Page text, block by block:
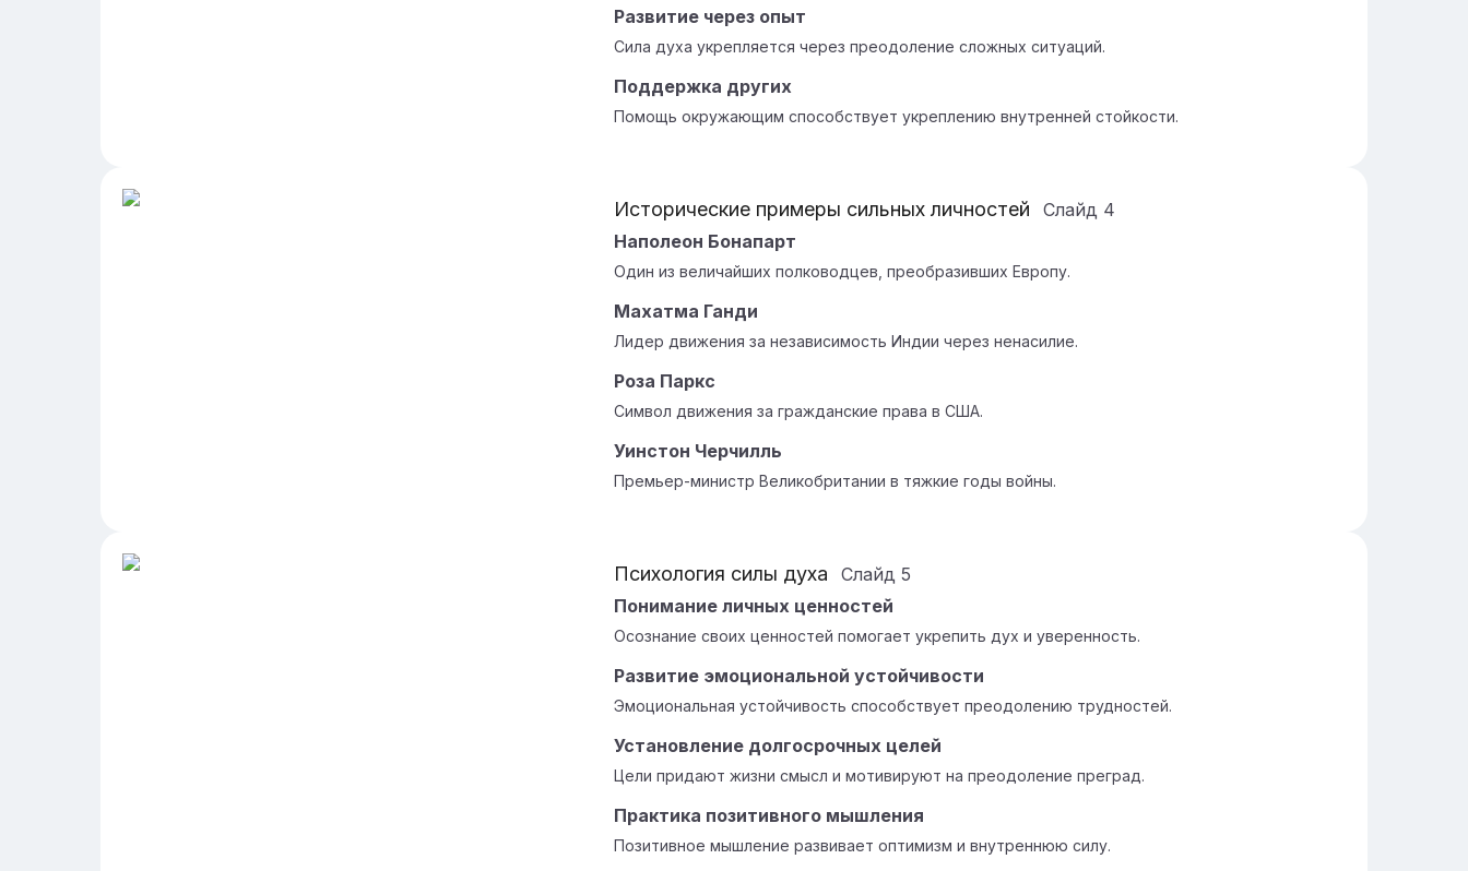
Развитие через опыт
Сила духа укрепляется через преодоление сложных ситуаций.
Поддержка других
Помощь окружающим способствует укреплению внутренней стойкости.
Исторические примеры сильных личностей Слайд 4
Наполеон Бонапарт
Один из величайших полководцев, преобразивших Европу.
Махатма Ганди
Лидер движения за независимость Индии через ненасилие.
Роза Паркс
Символ движения за гражданские права в США.
Уинстон Черчилль
Премьер-министр Великобритании в тяжкие годы войны.
Психология силы духа Слайд 5
Понимание личных ценностей
Осознание своих ценностей помогает укрепить дух и уверенность.
Развитие эмоциональной устойчивости
Эмоциональная устойчивость способствует преодолению трудностей.
Установление долгосрочных целей
Цели придают жизни смысл и мотивируют на преодоление преград.
Практика позитивного мышления
Позитивное мышление развивает оптимизм и внутреннюю силу.